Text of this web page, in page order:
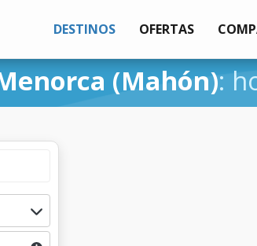
DESTINOS OFERTAS
(Mahón):